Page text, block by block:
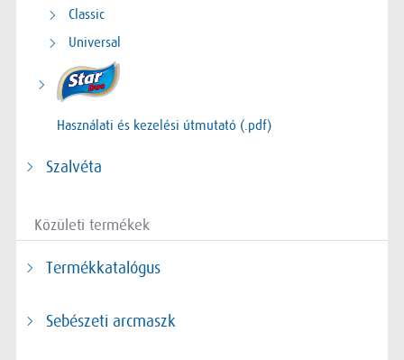
Classic
Universal
Használati és kezelési útmutató (.pdf)
Szalvéta
Közületi termékek
Termékkatalógus
Sebészeti arcmaszk